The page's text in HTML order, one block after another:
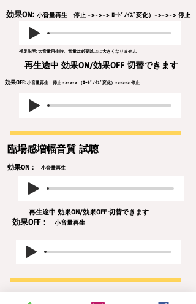
効果ON: 小音量再生 停止 ->->-> ﾛｰﾄﾞﾉｲｽﾞ変化）->->-> 停止
​補足説明: 大音量再生時、音量は必要以上に大きくなりません
​再生途中 効果ON/効果OFF 切替できます
​効果OFF: 小音量再生 停止 ->->-> （ﾛｰﾄﾞﾉｲｽﾞ変化）->->-> 停止
​臨場感増幅音質 試聴
効果ON： 小音量再生
​再生途中 効果ON/効果OFF 切替できます
効果OFF： 小音量再生
ｱﾅｳﾝｽ 音質明瞭化制御 試聴